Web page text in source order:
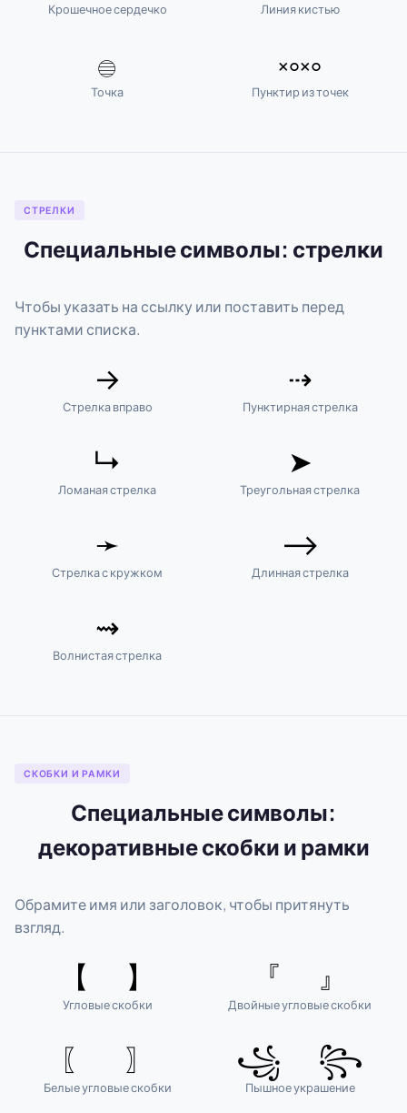
Крошечное сердечко Линия кистью
𓐍
Точка
༝༚༝༚
Пунктир из точек
СТРЕЛКИ
Специальные символы: стрелки
Чтобы указать на ссылку или поставить перед
пунктами списка.
→
Стрелка вправо
⇢
Пунктирная стрелка
↳
Ломаная стрелка
➤
Треугольная стрелка
➛
Стрелка с кружком
⟶
Длинная стрелка
⇝
Волнистая стрелка
СКОБКИ И РАМКИ
Специальные символы:
декоративные скобки и рамки
Обрамите имя или заголовок, чтобы притянуть
взгляд.
【 】
Угловые скобки
『 』
Двойные угловые скобки
〖 〗
Белые угловые скобки
꧁ ꧂
Пышное украшение